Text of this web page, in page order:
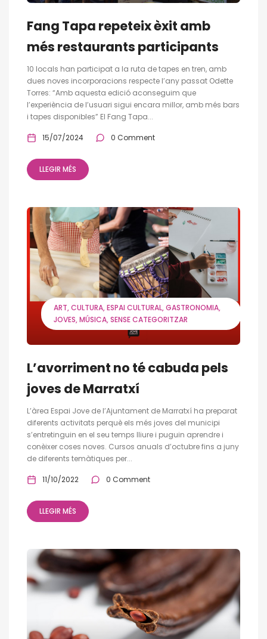
Fang Tapa repeteix èxit amb
més restaurants participants
10 locals han participat a la ruta de tapes en tren, amb
dues noves incorporacions respecte l’any passat Odette
Torres: “Amb aquesta edició aconseguim que
l’experiència de l’usuari sigui encara millor, amb més bars
i tapes disponibles” El Fang Tapa...
15/07/2024 0 Comment
LLEGIR MÉS
ART CULTURA ESPAI CULTURAL GASTRONOMIA
JOVES MÚSICA SENSE CATEGORITZAR
L’avorriment no té cabuda pels
joves de Marratxí
L’àrea Espai Jove de l’Ajuntament de Marratxí ha preparat
diferents activitats perquè els més joves del municipi
s’entretinguin en el seu temps lliure i puguin aprendre i
conèixer coses noves. Cursos anuals d’octubre fins a juny
de diferents temàtiques per...
11/10/2022 0 Comment
LLEGIR MÉS